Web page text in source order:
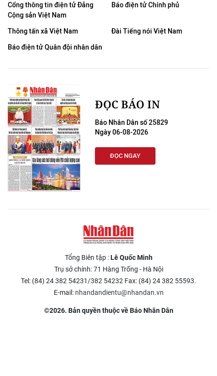
Cổng thông tin điện tử Đảng
Cộng sản Việt Nam
Báo điện tử Chính phủ
Thông tấn xã Việt Nam
Đài Tiếng nói Việt Nam
Báo điện tử Quân đội nhân dân
ĐỌC BÁO IN
Báo Nhân Dân số 25829
Ngày 06-08-2026
ĐỌC NGAY
Tổng Biên tập :Lê Quốc Minh
Trụ sở chính: 71 Hàng Trống - Hà Nội
Tel: (84) 24 382 54231/382 54232 Fax: (84) 24 382 55593.
E-mail: nhandandientu@nhandan.vn
©2026. Bản quyền thuộc về Báo Nhân Dân